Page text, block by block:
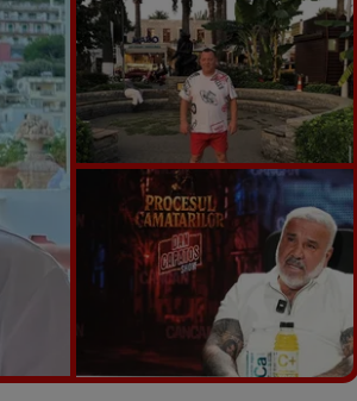
Vezi galeria foto